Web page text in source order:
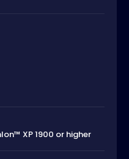
XP 1900 or higher